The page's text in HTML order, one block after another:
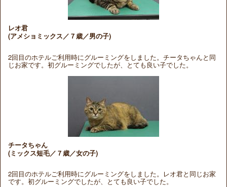
レオ君
(アメショミックス／７歳／男の子)
2回目のホテルご利用時にグルーミングをしました。チータちゃんと同
じお家です。初グルーミングでしたが、とても良い子でした。
チータちゃん
(ミックス短毛／７歳／女の子)
2回目のホテルご利用時にグルーミングをしました。レオ君と同じお家
です。初グルーミングでしたが、とても良い子でした。